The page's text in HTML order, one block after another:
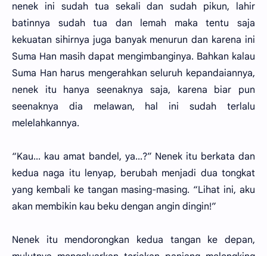
nenek ini sudah tua sekali dan sudah pikun, lahir
batinnya sudah tua dan lemah maka tentu saja
kekuatan sihirnya juga banyak menurun dan karena ini
Suma Han masih dapat mengimbanginya. Bahkan kalau
Suma Han harus mengerahkan seluruh kepandaiannya,
nenek itu hanya seenaknya saja, karena biar pun
seenaknya dia melawan, hal ini sudah terlalu
melelahkannya.
“Kau... kau amat bandel, ya...?” Nenek itu berkata dan
kedua naga itu lenyap, berubah menjadi dua tongkat
yang kembali ke tangan masing-masing. “Lihat ini, aku
akan membikin kau beku dengan angin dingin!”
Nenek itu mendorongkan kedua tangan ke depan,